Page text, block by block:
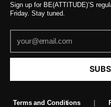
Sign up for BE(ATTITUDE)’S
Friday. Stay tuned.
Terms and Conditions